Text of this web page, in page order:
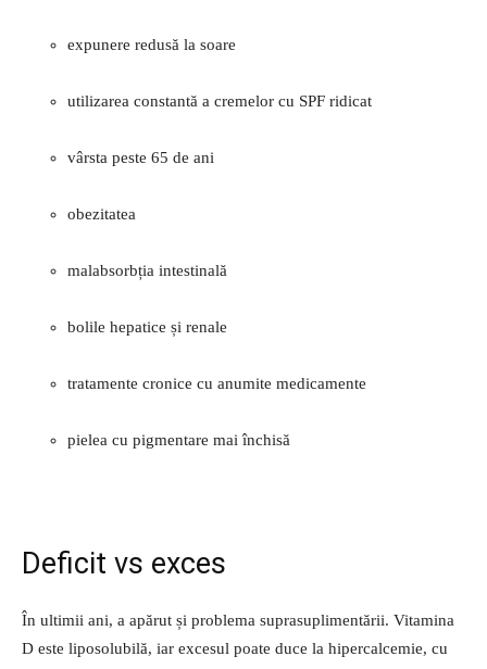
expunere redusă la soare
utilizarea constantă a cremelor cu SPF ridicat
vârsta peste 65 de ani
obezitatea
malabsorbția intestinală
bolile hepatice și renale
tratamente cronice cu anumite medicamente
pielea cu pigmentare mai închisă
Deficit vs exces
În ultimii ani, a apărut și problema suprasuplimentării. Vitamina
D este liposolubilă, iar excesul poate duce la hipercalcemie, cu